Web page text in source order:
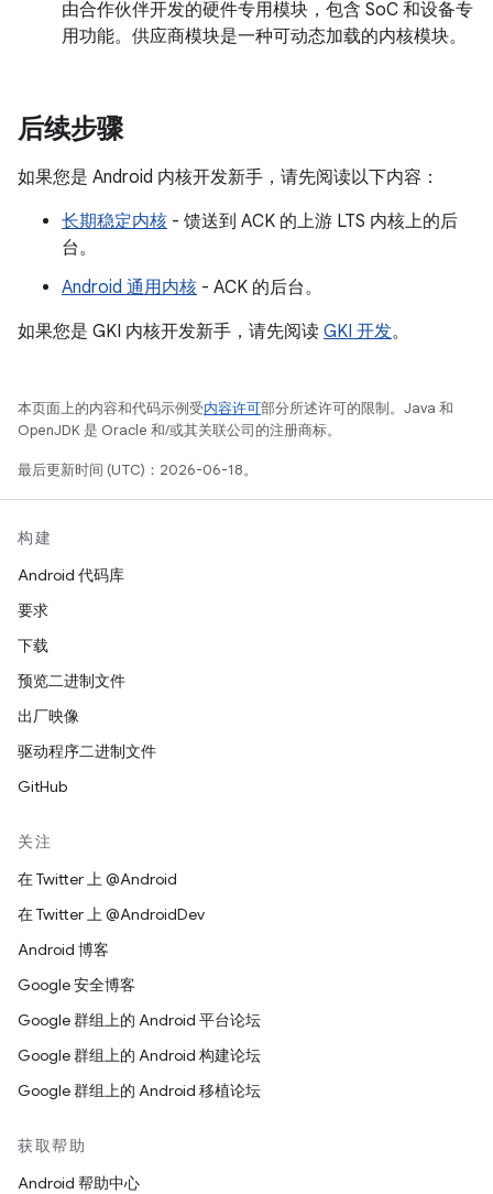
由合作伙伴开发的硬件专用模块，包含 SoC 和设备专
用功能。供应商模块是一种可动态加载的内核模块。
后续步骤
如果您是 Android 内核开发新手，请先阅读以下内容：
长期稳定内核 - 馈送到 ACK 的上游 LTS 内核上的后
台。
Android 通用内核 - ACK 的后台。
如果您是 GKI 内核开发新手，请先阅读 GKI 开发。
本页面上的内容和代码示例受内容许可部分所述许可的限制。Java 和
OpenJDK 是 Oracle 和/或其关联公司的注册商标。
最后更新时间 (UTC)：2026-06-18。
构建
Android 代码库
要求
下载
预览二进制文件
出厂映像
驱动程序二进制文件
GitHub
关注
在 Twitter 上 @Android
在 Twitter 上 @AndroidDev
Android 博客
Google 安全博客
Google 群组上的 Android 平台论坛
Google 群组上的 Android 构建论坛
Google 群组上的 Android 移植论坛
获取帮助
Android 帮助中心